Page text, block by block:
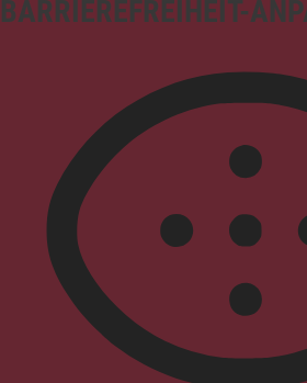
BARRIEREFREIHEIT-